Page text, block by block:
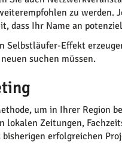
zu werden.
dass Ihr Name an
Selbstläufer-Effekt
suchen müssen.
um in Ihrer Region
lokalen Zeitungen,
erfolgreichen